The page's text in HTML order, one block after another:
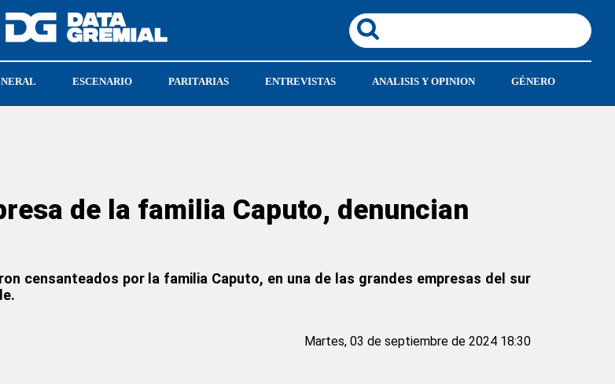
CRISTIAN JERÓNIMO
ESCENARIO PARITARIAS ENTREVISTAS ANALISIS Y OPINION GÉNERO
de la familia Caputo, denuncian
censanteados por la familia Caputo, en una de las grandes empresas del sur
Martes, 03 de septiembre de 2024 18:30